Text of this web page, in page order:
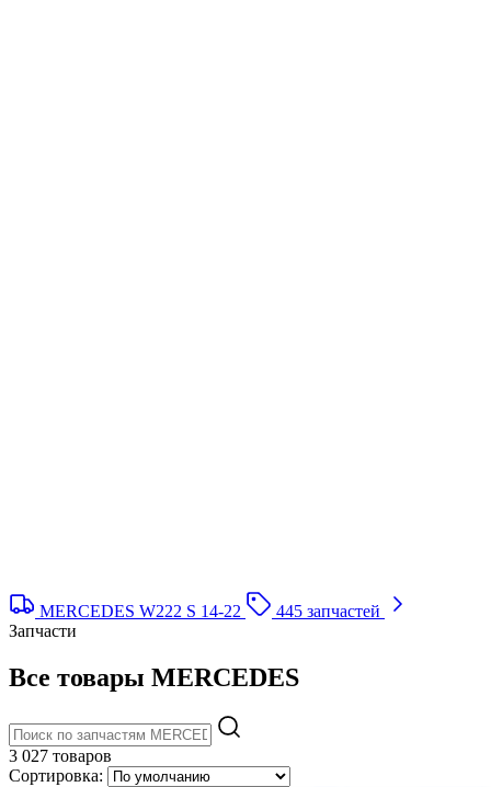
MERCEDES W222 S 14-22
445 запчастей
Запчасти
Все товары MERCEDES
3 027 товаров
Сортировка: